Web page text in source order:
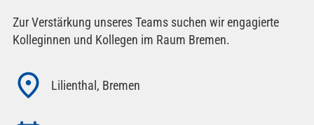
Zur Verstärkung unseres Teams suchen wir engagierte
Kolleginnen und Kollegen im Raum Bremen.
Lilienthal, Bremen